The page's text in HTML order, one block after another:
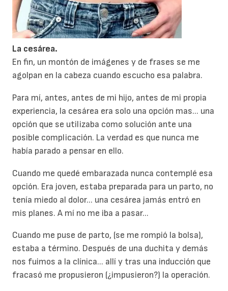
La cesárea.
En fin, un montón de imágenes y de frases se me
agolpan en la cabeza cuando escucho esa palabra.
Para mí, antes, antes de mi hijo, antes de mi propia
experiencia, la cesárea era solo una opción mas... una
opción que se utilizaba como solución ante una
posible complicación. La verdad es que nunca me
había parado a pensar en ello.
Cuando me quedé embarazada nunca contemplé esa
opción. Era joven, estaba preparada para un parto, no
tenía miedo al dolor... una cesárea jamás entró en
mis planes. A mí no me iba a pasar...
Cuando me puse de parto, (se me rompió la bolsa),
estaba a término. Después de una duchita y demás
nos fuimos a la clínica... allí y tras una inducción que
fracasó me propusieron (¿impusieron?) la operación.